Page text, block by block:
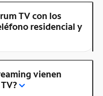
TV con los
residencial y
vienen